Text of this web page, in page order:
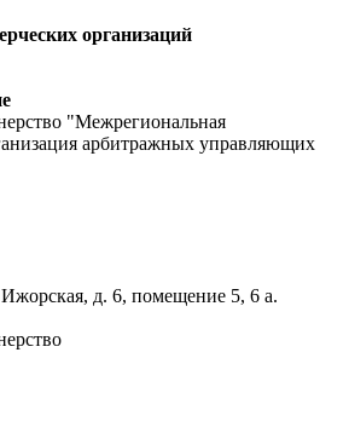
организаций
"Межрегиональная
арбитражных управляющих
д. 6, помещение 5, 6 а.